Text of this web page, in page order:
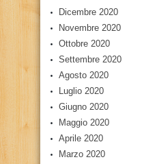
Dicembre 2020
Novembre 2020
Ottobre 2020
Settembre 2020
Agosto 2020
Luglio 2020
Giugno 2020
Maggio 2020
Aprile 2020
Marzo 2020